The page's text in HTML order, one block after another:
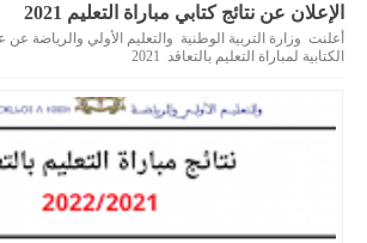
الإعلان عن نتائج كتابي مباراة التعليم 2021
أعلنت وزارة التربية الوطنية والتعليم الأولي والرياضة عن
الكتابية لمباراة التعليم بالتعاقد 2021